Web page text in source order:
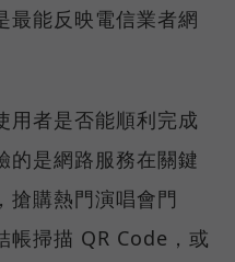
最能反映電信業者網
用者是否能順利完成
的是網路服務在關鍵
搶購熱門演唱會門
帳掃描 QR Code，或